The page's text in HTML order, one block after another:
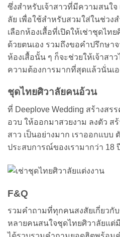
ซึ่งสำหรับเจ้าสาวที่มีความสนใจ
ลัย เพื่อใช้สำหรับสวมใส่ในช่ว
เลือกห้องเสื้อที่เปิดให้เช่าชุดไท
ด้วยตนเอง รวมถึงขอคำปรึกษา
ห้องเสื้อนั้น ๆ ก็จะช่วยให้เจ้าสา
ความต้องการมากที่สุดแล้วนั่นเอ
ชุดไทยศิวาลัยคนอ้วน
ที่ Deeplove Wedding สร้างสร
อวบ ให้ออกมาสวยงาม ลงตัว ส
สาว เป็นอย่างมาก เราออกแบบ
ประสบการณ์ของเรามากว่า 18 ปี
F&Q
รวมคำถามที่ทุกคนสงสัยเกี่ยวกับ
หลายคนสนใจชุดไทยศิวาลัยแต่